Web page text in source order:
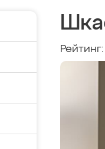
Рейтинг: